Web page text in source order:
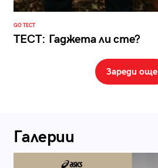
GO ТЕСТ
ТЕСТ: Гаджета ли сте?
Зареди още
Галерии